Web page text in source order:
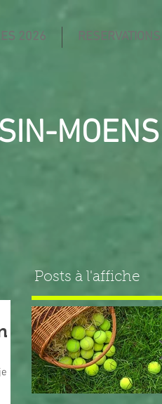
2026 RESERVATIONS
MOENS
Posts à l'affiche